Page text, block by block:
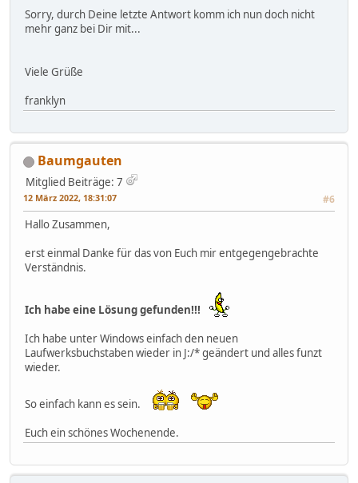
Sorry, durch Deine letzte Antwort komm ich nun doch nicht
mehr ganz bei Dir mit...
Viele Grüße
franklyn
Baumgauten
Mitglied Beiträge: 7
12 März 2022, 18:31:07 #6
Hallo Zusammen,
erst einmal Danke für das von Euch mir entgegengebrachte
Verständnis.
Ich habe eine Lösung gefunden!!!
Ich habe unter Windows einfach den neuen
Laufwerksbuchstaben wieder in J:/* geändert und alles funzt
wieder.
So einfach kann es sein.
Euch ein schönes Wochenende.